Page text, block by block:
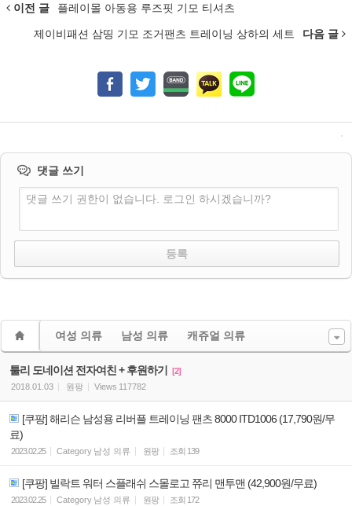
이전 글 플레이몰 아동용 루즈핏 기모 티셔츠
제이비패션 삼띵 기모 조거팬츠 트레이닝 상하의 세트 다음 글
댓글 쓰기
댓글 쓰기 권한이 없습니다. 로그인 하시겠습니까?
여성 의류 남성 의류 캐쥬얼 의류
툴리 도네이션 전자여친 + 후원하기
[2]
2018.01.03
원팡 Views 117782
[쿠팡] 해리슨 남성용 리버플 트레이닝 팬츠 8000 ITD1006 (17,790원/무
료)
2023.02.25 Category 남성 의류 원팡 조회 139
[쿠팡] 빌락트 워터 스플래쉬 스몰로고 쮸리 맨투맨 (42,900원/무료)
2023.02.25 Category 남성 의류 원팡 조회 172